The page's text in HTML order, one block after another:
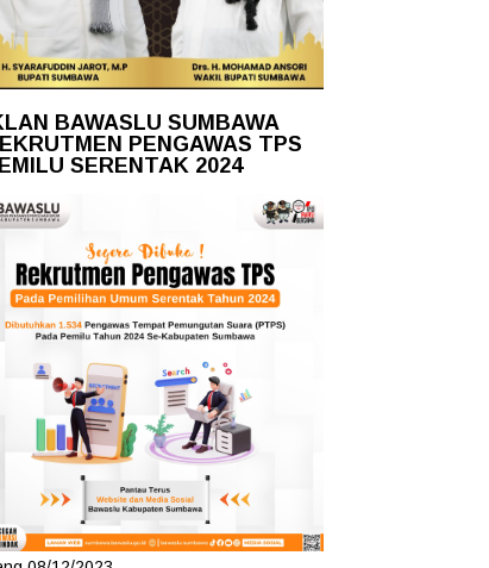
BAWASLU SUMBAWA
PENGAWAS TPS
SERENTAK 2024